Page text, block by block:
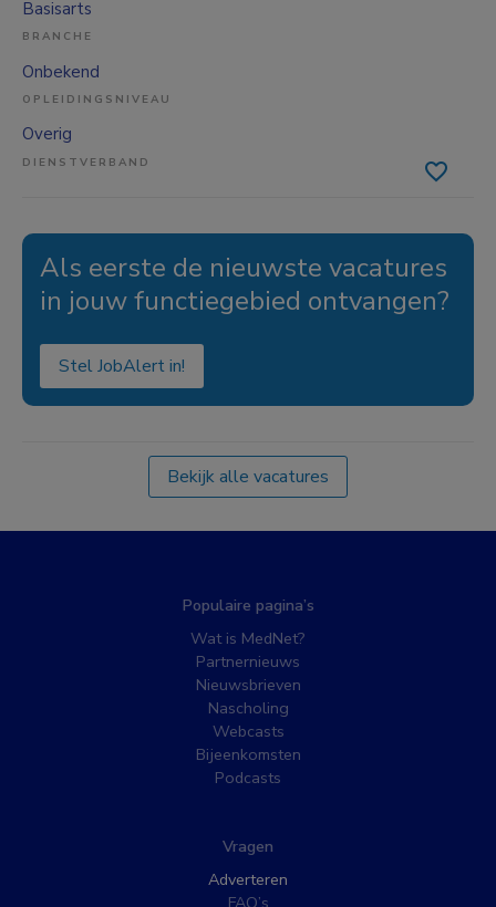
Basisarts
BRANCHE
Onbekend
OPLEIDINGSNIVEAU
Overig
DIENSTVERBAND
Als eerste de nieuwste vacatures
in jouw functiegebied ontvangen?
Stel JobAlert in!
Bekijk alle vacatures
Populaire pagina’s
Wat is MedNet?
Partnernieuws
Nieuwsbrieven
Nascholing
Webcasts
Bijeenkomsten
Podcasts
Vragen
Adverteren
FAQ’s